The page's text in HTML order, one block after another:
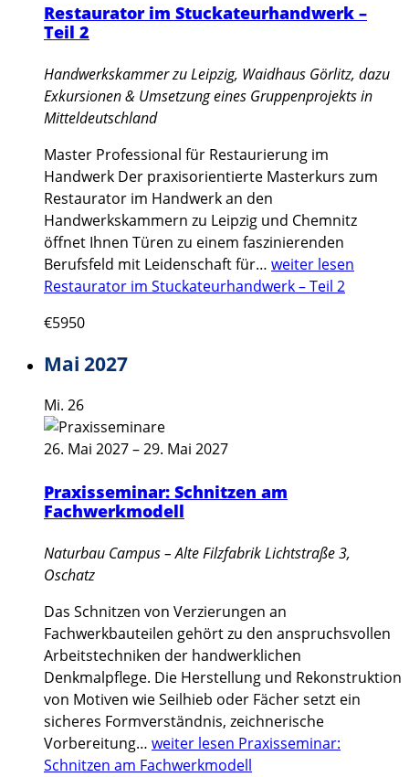
Restaurator im Stuckateurhandwerk –
Teil 2
Handwerkskammer zu Leipzig, Waidhaus Görlitz, dazu
Exkursionen & Umsetzung eines Gruppenprojekts in
Mitteldeutschland
Master Professional für Restaurierung im
Handwerk Der praxisorientierte Masterkurs zum
Restaurator im Handwerk an den
Handwerkskammern zu Leipzig und Chemnitz
öffnet Ihnen Türen zu einem faszinierenden
Berufsfeld mit Leidenschaft für… weiter lesen
Restaurator im Stuckateurhandwerk – Teil 2
€5950
Mai 2027
Mi. 26
26. Mai 2027–29. Mai 2027
Praxisseminar: Schnitzen am
Fachwerkmodell
Naturbau Campus – Alte FilzfabrikLichtstraße 3,
Oschatz
Das Schnitzen von Verzierungen an
Fachwerkbauteilen gehört zu den anspruchsvollen
Arbeitstechniken der handwerklichen
Denkmalpflege. Die Herstellung und Rekonstruktion
von Motiven wie Seilhieb oder Fächer setzt ein
sicheres Formverständnis, zeichnerische
Vorbereitung… weiter lesen Praxisseminar:
Schnitzen am Fachwerkmodell